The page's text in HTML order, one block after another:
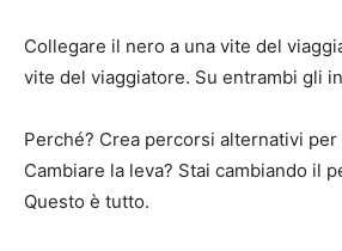
Collegare il nero a una vite del
vite del viaggiatore. Su entrambi gli
Perché? Crea percorsi alternativi
Cambiare la leva? Stai cambiando il
Questo è tutto.